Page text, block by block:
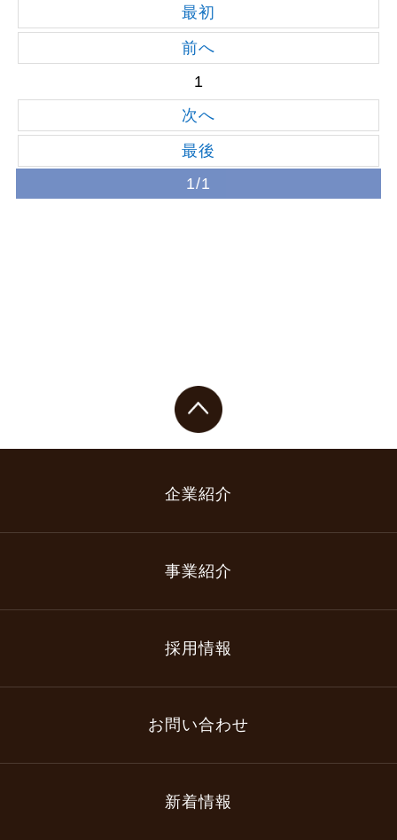
最初
前へ
1
次へ
最後
1/1
企業紹介
事業紹介
採用情報
お問い合わせ
新着情報